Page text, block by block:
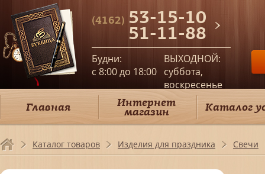
(4162) 53-15-10
51-11-88
Будни:
c 8:00 до 18:00
ВЫХОДНОЙ:
суббота,
воскресенье
Главная Интернет
магазин Каталог
Каталог товаров Изделия для праздника Свечи